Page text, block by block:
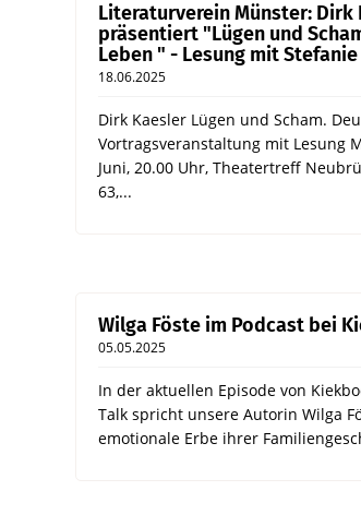
Literaturverein Münster: Dirk
präsentiert "Lügen und
Leben " - Lesung mit
18.06.2025
Dirk Kaesler Lügen und Scham.
Vortragsveranstaltung mit Lesung
Juni, 20.00 Uhr, Theatertreff
63,...
Wilga Föste im Podcast bei
05.05.2025
In der aktuellen Episode von
Talk spricht unsere Autorin Wilga
emotionale Erbe ihrer